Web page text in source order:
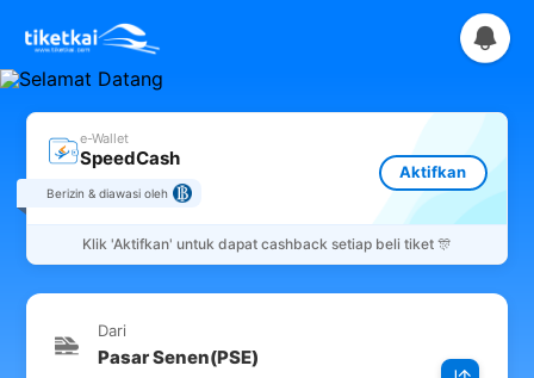
e-Wallet
SpeedCash
Berizin & diawasi oleh
Aktifkan
Klik 'Aktifkan' untuk dapat cashback setiap beli tiket 🎊
Dari
Pasar Senen(PSE)